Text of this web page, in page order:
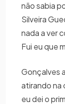
não sabia
Silveira
nada a ver
Fui eu que
Gonçalves
atirando na
eu dei o